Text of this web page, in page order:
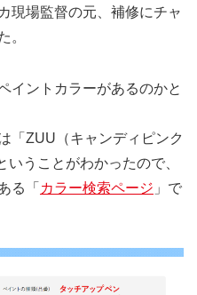
現場監督の元、補修にチャ
。
イントカラーがあるのかと
「ZUU（キャンディピンク
うことがわかったので、
る「 カラー検索ページ 」で